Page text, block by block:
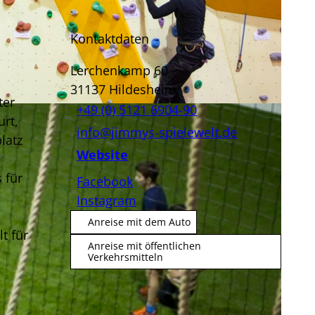
für
für
Kontaktdaten
Lerchenkamp 60
31137 Hildesheim
+49 (0) 5121 6904-90
info@jimmys-spielewelt.de
Website
Facebook
Instagram
Anreise mit dem Auto
Anreise mit öffentlichen
Verkehrsmitteln